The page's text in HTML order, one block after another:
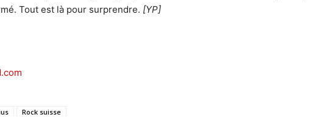
Tout est là pour surprendre. [YP]
Rock suisse